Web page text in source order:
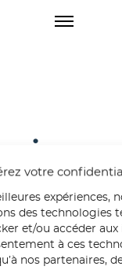
votre
expériences,
des technologies
et/ou accéder
à ces
nos partenaires,
O